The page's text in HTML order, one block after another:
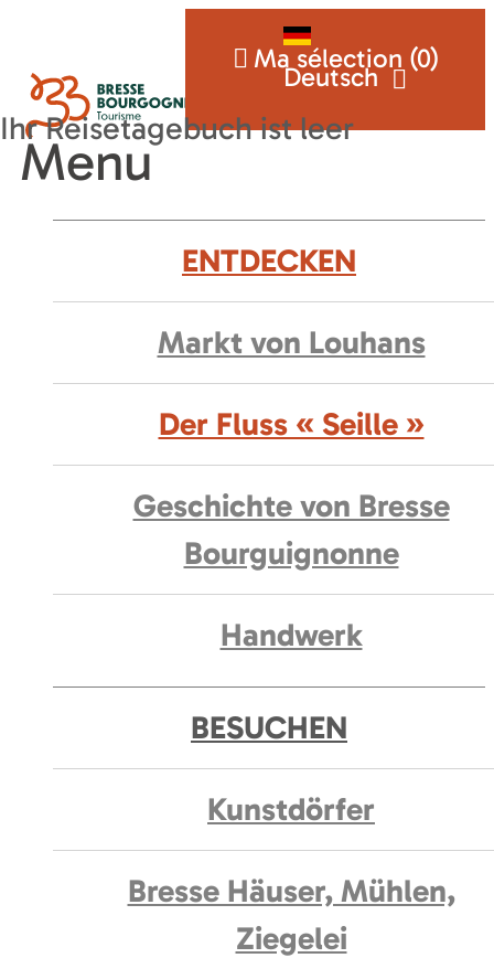
Deutsch
Ma sélection (0)
Menu
ENTDECKEN
Markt von Louhans
Der Fluss « Seille »
Geschichte von Bresse
Bourguignonne
Handwerk
BESUCHEN
Kunstdörfer
Bresse Häuser, Mühlen,
Ziegelei